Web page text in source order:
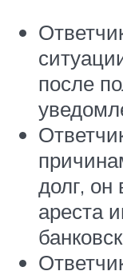
после
долг, он
ареста